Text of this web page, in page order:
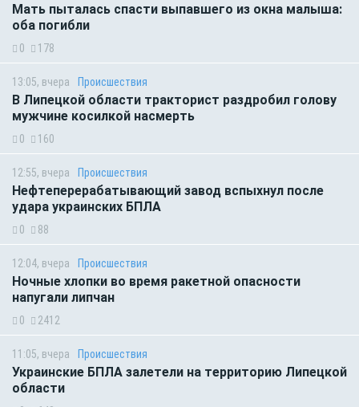
Мать пыталась спасти выпавшего из окна малыша:
оба погибли
0 178
13:05, вчера Происшествия
В Липецкой области тракторист раздробил голову
мужчине косилкой насмерть
0 160
12:55, вчера Происшествия
Нефтеперерабатывающий завод вспыхнул после
удара украинских БПЛА
0 88
12:04, вчера Происшествия
Ночные хлопки во время ракетной опасности
напугали липчан
0 2412
11:05, вчера Происшествия
Украинские БПЛА залетели на территорию Липецкой
области